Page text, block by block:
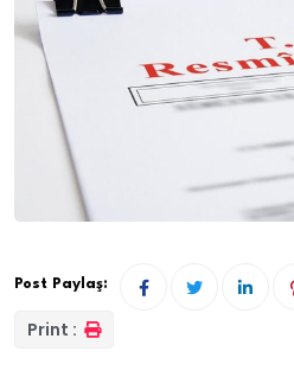
Post Paylaş:
Print :